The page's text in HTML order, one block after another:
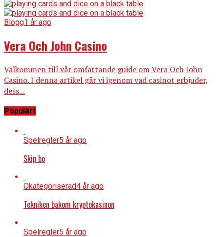
Blogg1 år ago
Vera Och John Casino
Välkommen till vår omfattande guide om Vera Och John
Casino. I denna artikel går vi igenom vad casinot erbjuder,
dess...
Populärt
Spelregler5 år ago
Skip bo
Okategoriserad4 år ago
Tekniken bakom kryptokasinon
Spelregler5 år ago